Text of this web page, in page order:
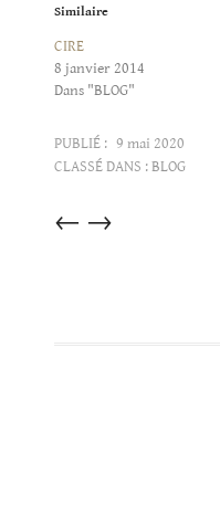
Similaire
CIRE
8 janvier 2014
Dans "BLOG"
PUBLIÉ : 9 mai 2020
CLASSÉ DANS :BLOG
Articles
→
←